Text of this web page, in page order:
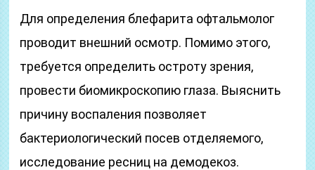
Для определения блефарита офтальмолог
проводит внешний осмотр. Помимо этого,
требуется определить остроту зрения,
провести биомикроскопию глаза. Выяснить
причину воспаления позволяет
бактериологический посев отделяемого,
исследование ресниц на демодекоз.